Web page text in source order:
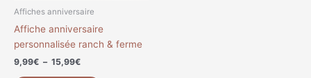
Affiches anniversaire
Affiche anniversaire
personnalisée ranch & ferme
9,99€ – 15,99€
la